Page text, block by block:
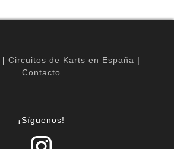
| Circuitos de Karts en España |
Contacto
¡Síguenos!